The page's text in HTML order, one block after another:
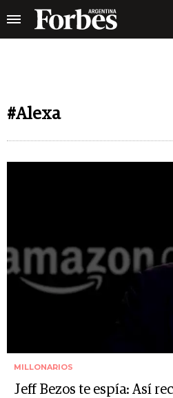
#Alexa
MILLONARIOS
Jeff Bezos te espía: Así